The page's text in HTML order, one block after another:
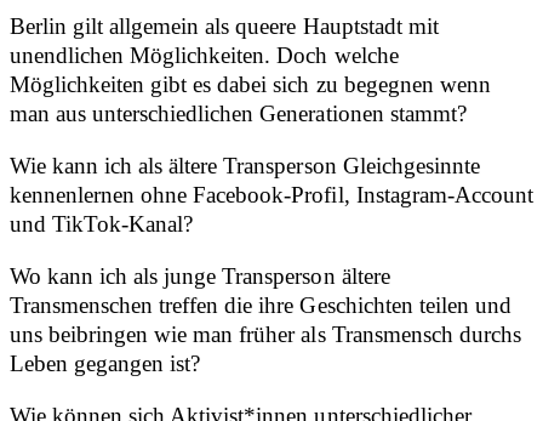
Berlin gilt allgemein als queere Hauptstadt mit
unendlichen Möglichkeiten. Doch welche
Möglichkeiten gibt es dabei sich zu begegnen wenn
man aus unterschiedlichen Generationen stammt?
Wie kann ich als ältere Transperson Gleichgesinnte
kennenlernen ohne Facebook-Profil, Instagram-Account
und TikTok-Kanal?
Wo kann ich als junge Transperson ältere
Transmenschen treffen die ihre Geschichten teilen und
uns beibringen wie man früher als Transmensch durchs
Leben gegangen ist?
Wie können sich Aktivist*innen unterschiedlicher